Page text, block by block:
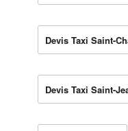
Devis Taxi Saint-
Devis Taxi Saint-